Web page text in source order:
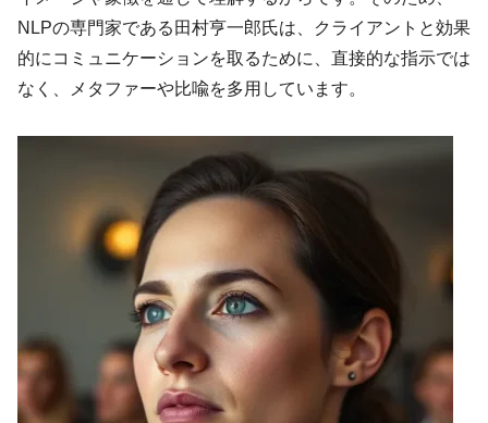
NLPの専門家である田村亨一郎氏は、クライアントと効果
的にコミュニケーションを取るために、直接的な指示では
なく、メタファーや比喩を多用しています。